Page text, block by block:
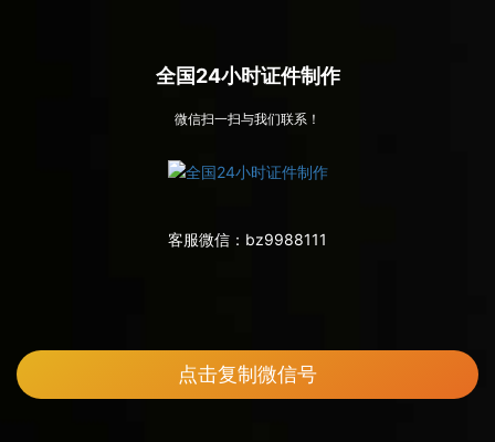
全国24小时证件制作
微信扫一扫与我们联系！
客服微信： bz9988111
点击复制微信号